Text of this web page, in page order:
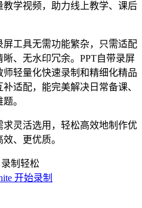
学视频，助力线上教学、课后
工具无需功能繁杂，只需适配
、无水印冗余。PPT自带录屏
轻量化快速录制和精细化精品
适配，能完美解决日常备课、
。
灵活选用，轻松高效地制作优
、更优质。
录制轻松
开始录制